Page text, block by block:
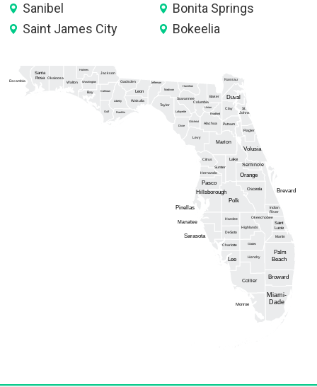
Sanibel
Bonita Springs
Saint James City
Bokeelia
Alachua
Baker
Bay
Bradford
Brevard
Broward
Calhoun
Charlotte
Citrus
Clay
Collier
Columbia
DeSoto
Dixie
Duval
Escambia
Flagler
Franklin
Gadsden
Gilchrist
Glades
Gulf
Hamilton
Hardee
Hendry
Hernando
Highlands
Hillsborough
Holmes
Indian
River
Jackson
Jefferson
Lafayette
Lake
Lee
Leon
Levy
Liberty
Madison
Manatee
Marion
Martin
Miami-
Dade
Monroe
Nassau
Okaloosa
Okeechobee
Orange
Osceola
Palm
Beach
Pasco
Pinellas
Polk
Putnam
St.
Johns
Saint
Lucie
Santa
Rosa
Sarasota
Seminole
Sumter
Suwannee
Taylor
Union
Volusia
Wakulla
Walton Washington